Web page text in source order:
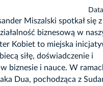
Miszalski spotkał się
biznesową w
Kobiet to miejska
siłę, doświadczenie i
biznesie i nauce. W
Dua, pochodząca z